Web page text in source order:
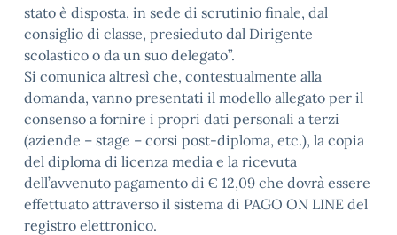
stato è disposta, in sede di scrutinio finale, dal
consiglio di classe, presieduto dal Dirigente
scolastico o da un suo delegato”.
Si comunica altresì che, contestualmente alla
domanda, vanno presentati il modello allegato per il
consenso a fornire i propri dati personali a terzi
(aziende – stage – corsi post-diploma, etc.), la copia
del diploma di licenza media e la ricevuta
dell’avvenuto pagamento di Є 12,09 che dovrà essere
effettuato attraverso il sistema di PAGO ON LINE del
registro elettronico.